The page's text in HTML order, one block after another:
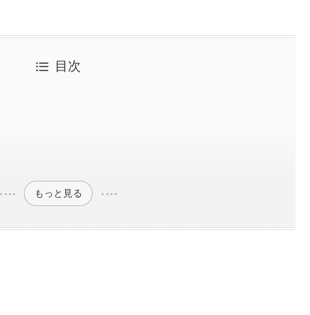
目次
もっと見る